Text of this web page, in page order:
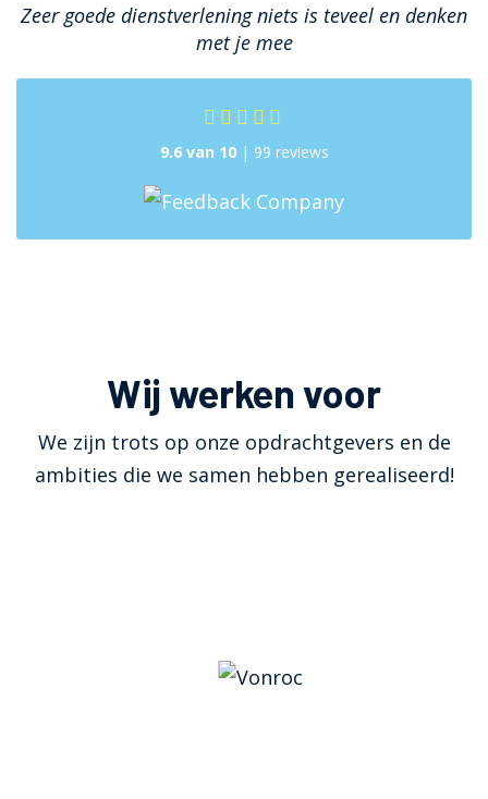
Zeer goede dienstverlening niets is teveel en denken
met je mee
9.6 van 10| 99 reviews
Wij werken voor
We zijn trots op onze opdrachtgevers en de
ambities die we samen hebben gerealiseerd!